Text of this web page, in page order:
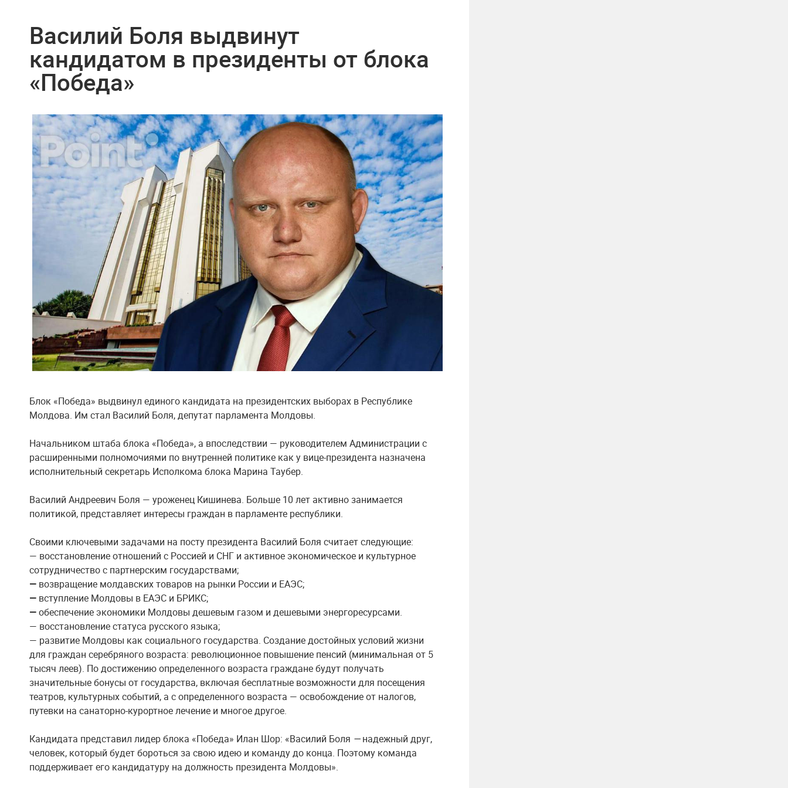
Василий Боля выдвинут
кандидатом в президенты от блока
«Победа»
Блок «Победа» выдвинул единого кандидата на президентских выборах в Республике
Молдова. Им стал Василий Боля, депутат парламента Молдовы.
Начальником штаба блока «Победа», а впоследствии — руководителем Администрации с
расширенными полномочиями по внутренней политике как у вице-президента назначена
исполнительный секретарь Исполкома блока Марина Таубер.
Василий Андреевич Боля — уроженец Кишинева. Больше 10 лет активно занимается
политикой, представляет интересы граждан в парламенте республики.
Своими ключевыми задачами на посту президента Василий Боля считает следующие:
— восстановлениеотношений с Россией и СНГ и активное экономическое и культурное
сотрудничество с партнерским государствами;
— возвращение молдавских товаров на рынки России и ЕАЭС;
— вступление Молдовы в ЕАЭС и БРИКС;
—обеспечение экономики Молдовы дешевым газом и дешевыми энергоресурсами.
— восстановление статуса русского языка;
— развитие Молдовы как социального государства. Создание достойных условий жизни
для граждан серебряного возраста: революционное повышение пенсий (минимальная от 5
тысяч леев). По достижению определенного возраста граждане будут получать
значительные бонусы от государства, включая бесплатные возможности для посещения
театров, культурных событий, а с определенного возраста — освобождение от налогов,
путевки на санаторно-курортное лечение и многое другое.
Кандидата представил лидер блока «Победа» Илан Шор: «Василий Боля —надежный друг,
человек, который будет бороться за свою идею и команду до конца. Поэтому команда
поддерживает его кандидатуру на должность президента Молдовы».